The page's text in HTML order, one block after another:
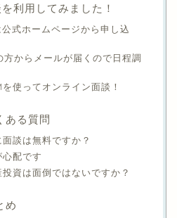
利用してみました！
公式ホームページから申し込
方からメールが届くので日程調
使ってオンライン面談！
ある質問
談は無料ですか？
配です
資は面倒ではないですか？
め